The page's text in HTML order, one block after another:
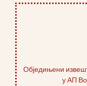
Обједињени
у АП